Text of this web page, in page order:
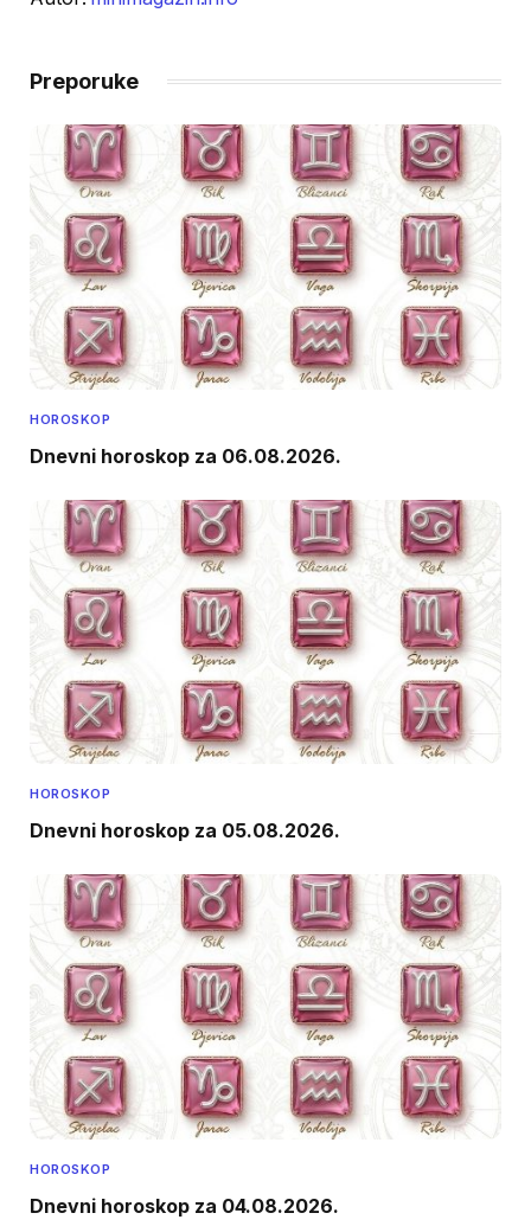
Preporuke
HOROSKOP
Dnevni horoskop za 06.08.2026.
HOROSKOP
Dnevni horoskop za 05.08.2026.
HOROSKOP
Dnevni horoskop za 04.08.2026.